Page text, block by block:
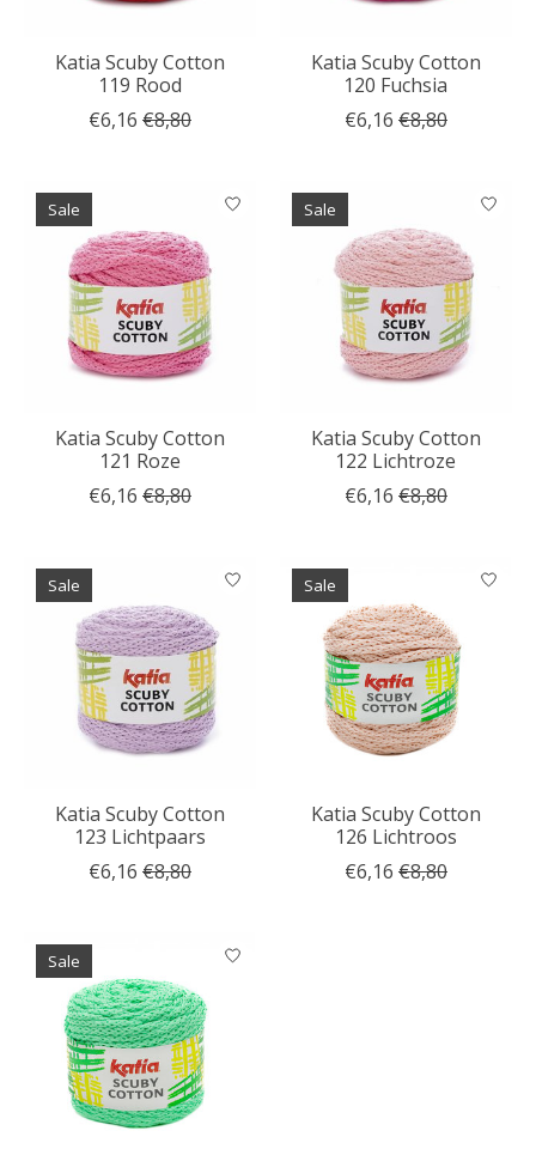
Katia Scuby Cotton
119 Rood
€6,16 €8,80
Katia Scuby Cotton
120 Fuchsia
€6,16 €8,80
Sale
Katia Scuby Cotton
121 Roze
€6,16 €8,80
Sale
Katia Scuby Cotton
122 Lichtroze
€6,16 €8,80
Sale
Katia Scuby Cotton
123 Lichtpaars
€6,16 €8,80
Sale
Katia Scuby Cotton
126 Lichtroos
€6,16 €8,80
Sale